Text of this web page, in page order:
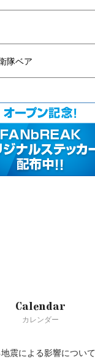
隊ベア
Calendar
カレンダー
震による影響について